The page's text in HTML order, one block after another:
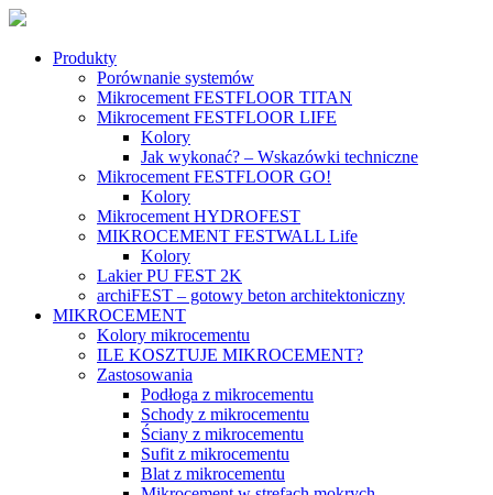
Produkty
Porównanie systemów
Mikrocement FESTFLOOR TITAN
Mikrocement FESTFLOOR LIFE
Kolory
Jak wykonać? – Wskazówki techniczne
Mikrocement FESTFLOOR GO!
Kolory
Mikrocement HYDROFEST
MIKROCEMENT FESTWALL Life
Kolory
Lakier PU FEST 2K
archiFEST – gotowy beton architektoniczny
MIKROCEMENT
Kolory mikrocementu
ILE KOSZTUJE MIKROCEMENT?
Zastosowania
Podłoga z mikrocementu
Schody z mikrocementu
Ściany z mikrocementu
Sufit z mikrocementu
Blat z mikrocementu